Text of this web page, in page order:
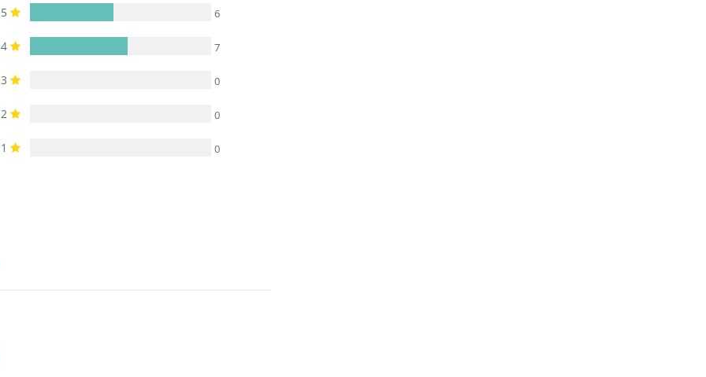
5 6
4 7
3 0
2 0
1 0